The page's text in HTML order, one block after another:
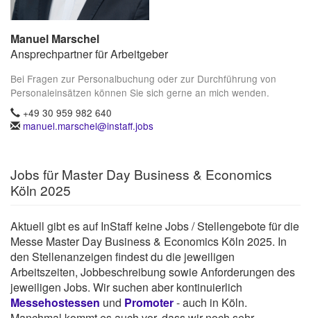
Manuel Marschel
Ansprechpartner für Arbeitgeber
Bei Fragen zur Personalbuchung oder zur Durchführung von
Personaleinsätzen können Sie sich gerne an mich wenden.
+49 30 959 982 640
manuel.marschel@instaff.jobs
Jobs für Master Day Business & Economics
Köln 2025
Aktuell gibt es auf InStaff keine Jobs / Stellengebote für die
Messe Master Day Business & Economics Köln 2025. In
den Stellenanzeigen findest du die jeweiligen
Arbeitszeiten, Jobbeschreibung sowie Anforderungen des
jeweiligen Jobs. Wir suchen aber kontinuierlich
Messehostessen und Promoter- auch in Köln.